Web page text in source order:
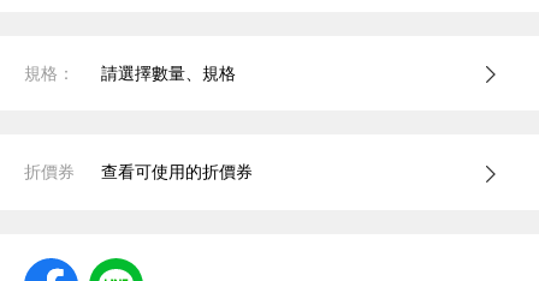
規格： 請選擇數量、規格
折價券 查看可使用的折價券